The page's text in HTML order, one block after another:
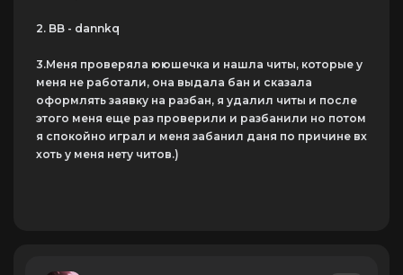
2. BB - dannkq
3.Меня проверяла ююшечка и нашла читы, которые у
меня не работали, она выдала бан и сказала
оформлять заявку на разбан, я удалил читы и после
этого меня еще раз проверили и разбанили но потом
я спокойно играл и меня забанил даня по причине вх
хоть у меня нету читов.)